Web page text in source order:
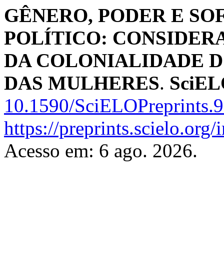
GÊNERO, PODER E
POLÍTICO:
DA COLONIALIDADE
DAS MULHERES.
10.1590/
https://
Acesso em: 6 ago. 2026.